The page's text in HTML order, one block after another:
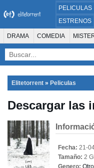
PELICULAS
ESTRENOS
MICROHD
720P
DRAMA COMEDIA
SUSPENSO
ANIMACIÓN ROMANCE
FAMILIA DOCUS Y TV
PELÍCULA DE LA TELEVISIÓN
Elitetorrent » Peliculas
Descargar las
Fecha: 21-
Tamaño: 2
Genero: